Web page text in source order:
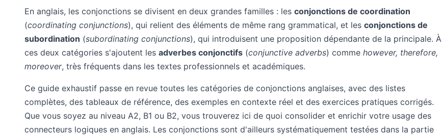
En anglais, les conjonctions se divisent en deux grandes familles : les conjonctions de coordination
(coordinating conjunctions), qui relient des éléments de même rang grammatical, et les conjonctions de
subordination (subordinating conjunctions), qui introduisent une proposition dépendante de la principale. À
ces deux catégories s'ajoutent les adverbes conjonctifs (conjunctive adverbs) comme however, therefore,
moreover, très fréquents dans les textes professionnels et académiques.
Ce guide exhaustif passe en revue toutes les catégories de conjonctions anglaises, avec des listes
complètes, des tableaux de référence, des exemples en contexte réel et des exercices pratiques corrigés.
Que vous soyez au niveau A2, B1 ou B2, vous trouverez ici de quoi consolider et enrichir votre usage des
connecteurs logiques en anglais. Les conjonctions sont d'ailleurs systématiquement testées dans la partie